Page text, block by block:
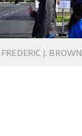
FREDERIC J. BROWN